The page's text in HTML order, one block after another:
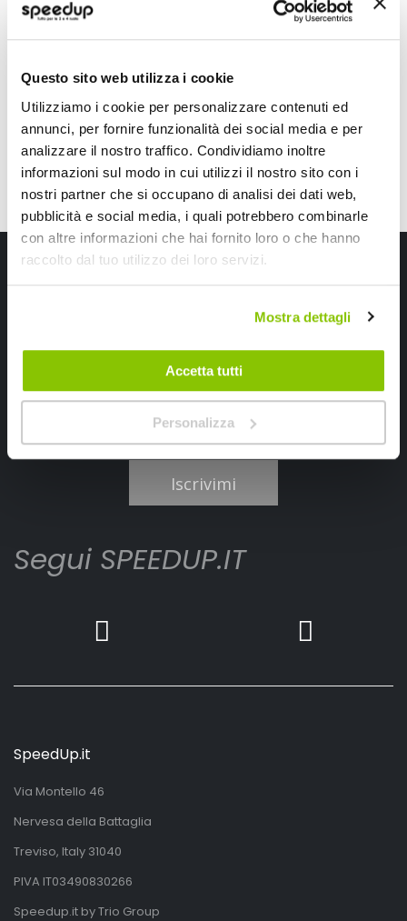
Questo sito web utilizza i cookie
Utilizziamo i cookie per personalizzare contenuti ed
annunci, per fornire funzionalità dei social media e per
analizzare il nostro traffico. Condividiamo inoltre
informazioni sul modo in cui utilizzi il nostro sito con i
nostri partner che si occupano di analisi dei dati web,
pubblicità e social media, i quali potrebbero combinarle
con altre informazioni che hai fornito loro o che hanno
raccolto dal tuo utilizzo dei loro servizi.
Mostra dettagli
Accetta tutti
Personalizza
DOMINO
Gomma termoplastica
CONSEGNA IN 48H
BARRACUDA
Nero/rosso
Iscriviti alla newsletter Speedup
Ho letto e accettato il documentoprivacy policy
Iscrivimi
Segui SPEEDUP.IT
SpeedUp.it
Via Montello 46
Nervesa della Battaglia
Treviso, Italy 31040
PIVA IT03490830266
Speedup.it by Trio Group